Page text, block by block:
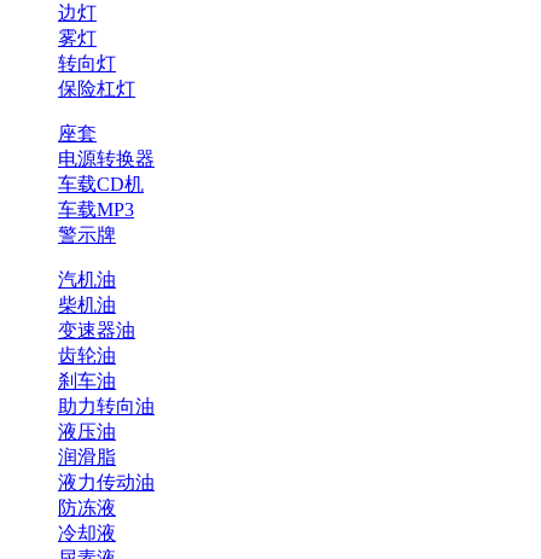
边灯
雾灯
转向灯
保险杠灯
座套
电源转换器
车载CD机
车载MP3
警示牌
汽机油
柴机油
变速器油
齿轮油
刹车油
助力转向油
液压油
润滑脂
液力传动油
防冻液
冷却液